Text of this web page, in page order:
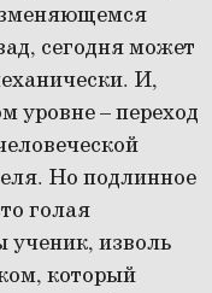
сегодня может
И,
уровне – переход
Но подлинное
голая
ученик, изволь
который